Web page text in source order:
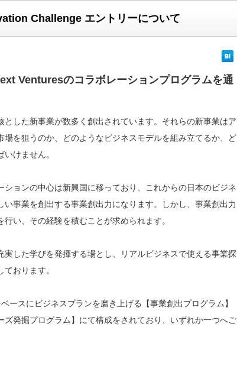
Challenge エントリーについて
Venturesのコラボレーションプログラムを通
した新事業が数多く創出されています。それらの新事業はア
を狙うのか、どのようなビジネスモデルを組み立てるか、ど
けません。
ョンの中心は新興国に移っており、これからの日本のビジネ
事業を創出する事業創出力になります。しかし、事業創出力
い、その経験を積むことが求められます。
した学びを発揮する場とし、リアルビジネスで使える事業探
おります。
ースにビジネスプランを磨き上げる【事業創出プログラム】
発掘プログラム】にて構成をされており、いずれか一つへご